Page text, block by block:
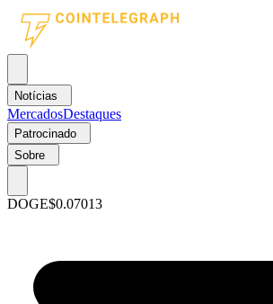
Notícias
MercadosDestaques
Patrocinado
Sobre
DOGE$0.07013